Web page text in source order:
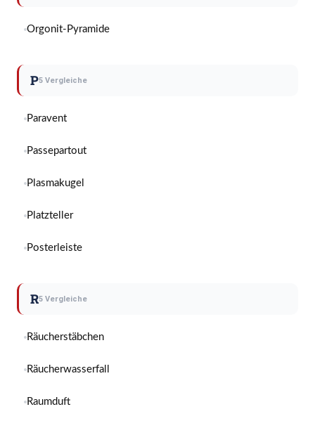
Orgonit-Pyramide
P5 Vergleiche
Paravent
Passepartout
Plasmakugel
Platzteller
Posterleiste
R5 Vergleiche
Räucherstäbchen
Räucherwasserfall
Raumduft